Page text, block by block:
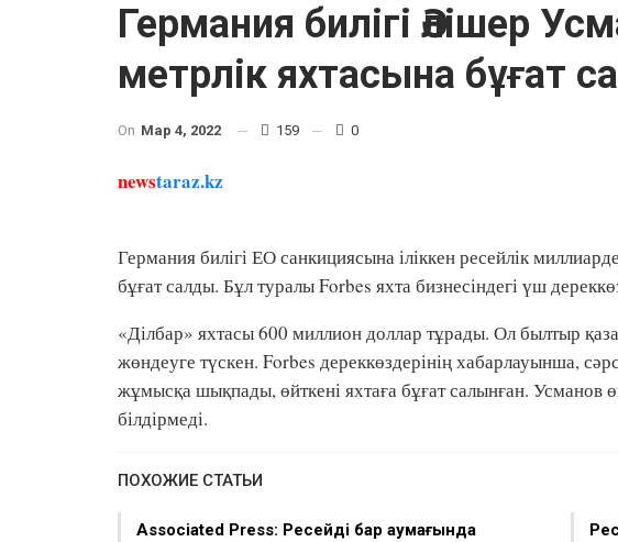
Германия билігі Әлішер
метрлік яхтасына бұғат
On Мар 4, 2022 159 0
newstaraz.kz
Германия билігі ЕО санкициясына іліккен ресейлік
бұғат салды. Бұл туралы Forbes яхта бизнесіндегі үш
«Ділбар» яхтасы 600 миллион доллар тұрады. Ол былтыр
жөндеуге түскен. Forbes дереккөздерінің хабарлауынша,
жұмысқа шықпады, өйткені яхтаға бұғат салынған. Усманов
білдірмеді.
ПОХОЖИЕ СТАТЬИ
Associated Press: Ресейдің бар аумағында